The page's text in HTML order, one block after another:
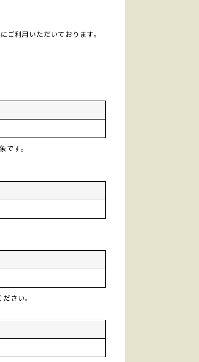
利用いただいております。
す。
さい。